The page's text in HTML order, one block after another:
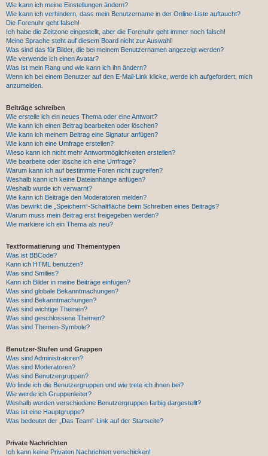
Wie kann ich meine Einstellungen ändern?
Wie kann ich verhindern, dass mein Benutzername in der Online-Liste auftaucht?
Die Forenuhr geht falsch!
Ich habe die Zeitzone eingestellt, aber die Forenuhr geht immer noch falsch!
Meine Sprache steht auf diesem Board nicht zur Auswahl!
Was sind das für Bilder, die bei meinem Benutzernamen angezeigt werden?
Wie verwende ich einen Avatar?
Was ist mein Rang und wie kann ich ihn ändern?
Wenn ich bei einem Benutzer auf den E-Mail-Link klicke, werde ich aufgefordert, mich
anzumelden.
Beiträge schreiben
Wie erstelle ich ein neues Thema oder eine Antwort?
Wie kann ich einen Beitrag bearbeiten oder löschen?
Wie kann ich meinem Beitrag eine Signatur anfügen?
Wie kann ich eine Umfrage erstellen?
Wieso kann ich nicht mehr Antwortmöglichkeiten erstellen?
Wie bearbeite oder lösche ich eine Umfrage?
Warum kann ich auf bestimmte Foren nicht zugreifen?
Weshalb kann ich keine Dateianhänge anfügen?
Weshalb wurde ich verwarnt?
Wie kann ich Beiträge den Moderatoren melden?
Was bewirkt die „Speichern“-Schaltfläche beim Schreiben eines Beitrags?
Warum muss mein Beitrag erst freigegeben werden?
Wie markiere ich ein Thema als neu?
Textformatierung und Thementypen
Was ist BBCode?
Kann ich HTML benutzen?
Was sind Smilies?
Kann ich Bilder in meine Beiträge einfügen?
Was sind globale Bekanntmachungen?
Was sind Bekanntmachungen?
Was sind wichtige Themen?
Was sind geschlossene Themen?
Was sind Themen-Symbole?
Benutzer-Stufen und Gruppen
Was sind Administratoren?
Was sind Moderatoren?
Was sind Benutzergruppen?
Wo finde ich die Benutzergruppen und wie trete ich ihnen bei?
Wie werde ich Gruppenleiter?
Weshalb werden verschiedene Benutzergruppen farbig dargestellt?
Was ist eine Hauptgruppe?
Was bedeutet der „Das Team“-Link auf der Startseite?
Private Nachrichten
Ich kann keine Privaten Nachrichten verschicken!